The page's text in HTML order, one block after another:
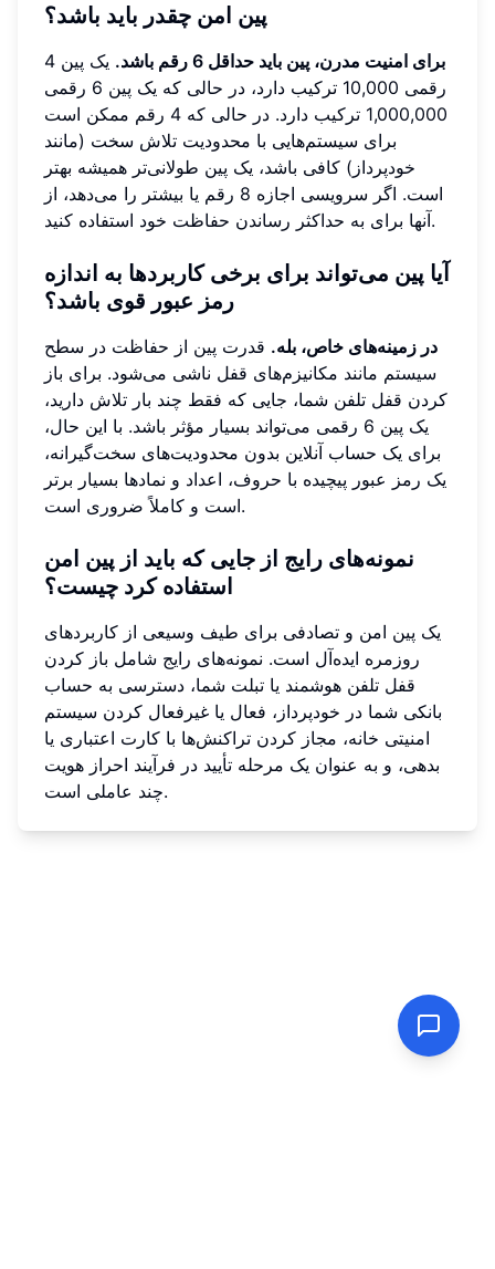
پین امن چقدر باید باشد؟
برای امنیت مدرن، پین باید حداقل 6 رقم باشد.
یک پین 4
رقمی 10,000 ترکیب دارد، در حالی که یک پین 6 رقمی
1,000,000 ترکیب دارد. در حالی که 4 رقم ممکن است
برای سیستم‌هایی با محدودیت تلاش سخت (مانند
خودپرداز) کافی باشد، یک پین طولانی‌تر همیشه بهتر
است. اگر سرویسی اجازه 8 رقم یا بیشتر را می‌دهد، از
آنها برای به حداکثر رساندن حفاظت خود استفاده کنید.
آیا پین می‌تواند برای برخی کاربردها به اندازه
رمز عبور قوی باشد؟
در زمینه‌های خاص، بله. قدرت پین از حفاظت در سطح
سیستم مانند مکانیزم‌های قفل ناشی می‌شود. برای باز
کردن قفل تلفن شما، جایی که فقط چند بار تلاش دارید،
یک پین 6 رقمی می‌تواند بسیار مؤثر باشد. با این حال،
برای یک حساب آنلاین بدون محدودیت‌های سخت‌گیرانه،
یک رمز عبور پیچیده با حروف، اعداد و نمادها بسیار برتر
است و کاملاً ضروری است.
نمونه‌های رایج از جایی که باید از پین امن
استفاده کرد چیست؟
یک پین امن و تصادفی برای طیف وسیعی از کاربردهای
روزمره ایده‌آل است. نمونه‌های رایج شامل باز کردن
قفل تلفن هوشمند یا تبلت شما، دسترسی به حساب
بانکی شما در خودپرداز، فعال یا غیرفعال کردن سیستم
امنیتی خانه، مجاز کردن تراکنش‌ها با کارت اعتباری یا
بدهی، و به عنوان یک مرحله تأیید در فرآیند احراز هویت
چند عاملی است.